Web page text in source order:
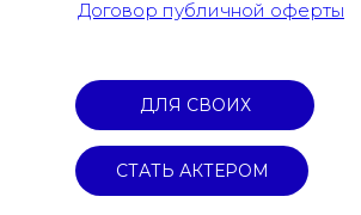
Договор публичной оферты
ДЛЯ СВОИХ
СТАТЬ АКТЕРОМ